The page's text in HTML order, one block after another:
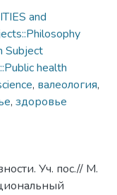
and
Subject
health
, валеология,
, здоровье
Уч. пос.// М.